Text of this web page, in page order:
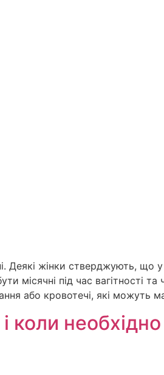
Деякі жінки стверджують, що
місячні під час вагітності
або кровотечі, які можуть
коли необхідно